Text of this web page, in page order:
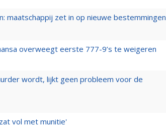
maatschappij zet in op nieuwe bestemmingen
overweegt eerste 777-9’s te weigeren
wordt, lijkt geen probleem voor de
vol met munitie'